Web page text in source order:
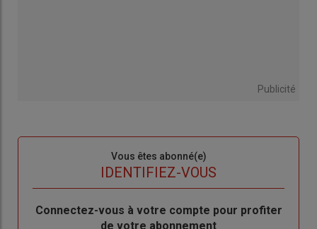
Publicité
Vous êtes abonné(e)
IDENTIFIEZ-VOUS
Body
Connectez-vous à votre compte pour profiter
de votre abonnement